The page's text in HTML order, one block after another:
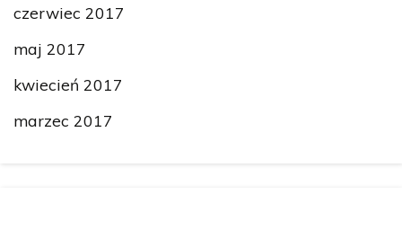
czerwiec 2017
maj 2017
kwiecień 2017
marzec 2017